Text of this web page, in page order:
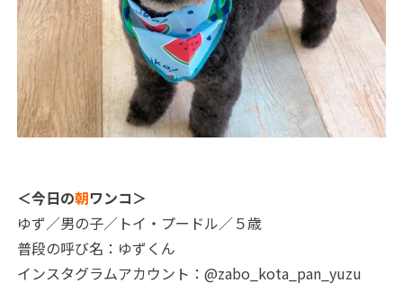
＜今日の朝ワンコ＞
ゆず／男の子／トイ・プードル／５歳
普段の呼び名：ゆずくん
インスタグラムアカウント：@zabo_kota_pan_yuzu